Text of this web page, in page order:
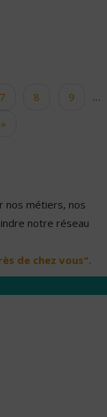
7 8 9
…
nos métiers, nos
notre réseau
de chez vous".